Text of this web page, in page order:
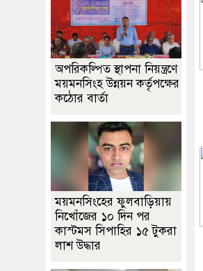
অপরিকল্পিত স্থাপনা নিয়ন্ত্রণে
ময়মনসিংহ উন্নয়ন কর্তৃপক্ষের
কঠোর বার্তা
ময়মনসিংহের ফুলবাড়িয়ায়
নিখোঁজের ১০ দিন পর
কাস্টমস সিপাহির ১৫ টুকরা
লাশ উদ্ধার